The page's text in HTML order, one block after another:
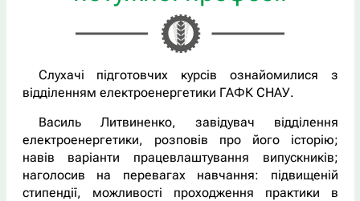
Слухачі підготовчих курсів ознайомилися з
відділенням електроенергетики ГАФК СНАУ.
Василь Литвиненко, завідувач відділення
електроенергетики, розповів про його історію;
навів варіанти працевлаштування випускників;
наголосив на перевагах навчання: підвищеній
стипендії, можливості проходження практики в